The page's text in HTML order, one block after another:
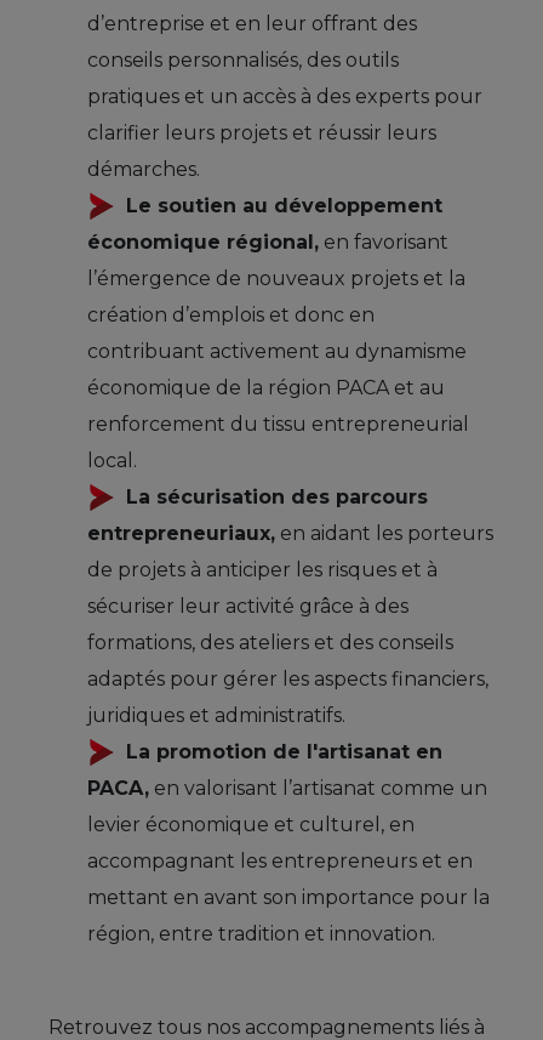
d’entreprise et en leur offrant des
conseils personnalisés, des outils
pratiques et un accès à des experts pour
clarifier leurs projets et réussir leurs
démarches.
Le soutien au développement
économique régional, en favorisant
l’émergence de nouveaux projets et la
création d’emplois et donc en
contribuant activement au dynamisme
économique de la région PACA et au
renforcement du tissu entrepreneurial
local.
La sécurisation des parcours
entrepreneuriaux, en aidant les porteurs
de projets à anticiper les risques et à
sécuriser leur activité grâce à des
formations, des ateliers et des conseils
adaptés pour gérer les aspects financiers,
juridiques et administratifs.
La promotion de l'artisanat en
PACA, en valorisant l’artisanat comme un
levier économique et culturel, en
accompagnant les entrepreneurs et en
mettant en avant son importance pour la
région, entre tradition et innovation.
Retrouvez tous nos accompagnements liés à